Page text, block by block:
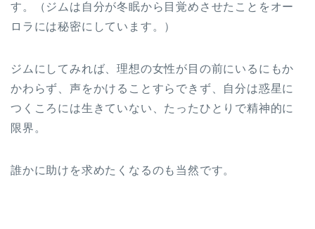
す。（ジムは自分が冬眠から目覚めさせたことをオー
ロラには秘密にしています。）
ジムにしてみれば、理想の女性が目の前にいるにもか
かわらず、声をかけることすらできず、自分は惑星に
つくころには生きていない、たったひとりで精神的に
限界。
誰かに助けを求めたくなるのも当然です。